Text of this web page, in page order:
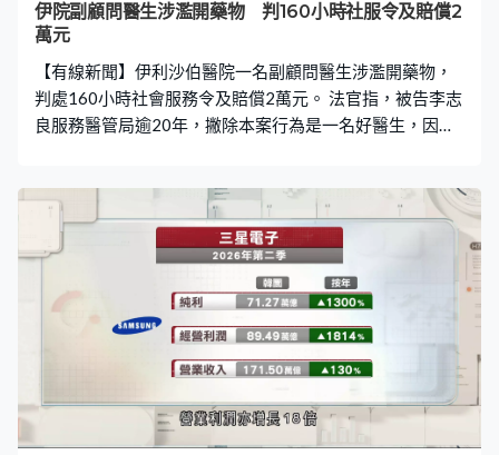
伊院副顧問醫生涉濫開藥物 判160小時社服令及賠償2
萬元
【有線新聞】伊利沙伯醫院一名副顧問醫生涉濫開藥物，
判處160小時社會服務令及賠償2萬元。 法官指，被告李志
良服務醫管局逾20年，撇除本案行為是一名好醫生，因此
1,000樽咳藥水及逾400粒精神活性藥物，今年3月裁定兩
項「藉公職作出不當行為」罪成。